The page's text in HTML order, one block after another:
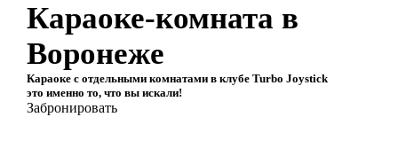
Караоке-комната в
Воронеже
Караоке с отдельными комнатами в клубе Turbo Joystick
это именно то, что вы искали!
Забронировать